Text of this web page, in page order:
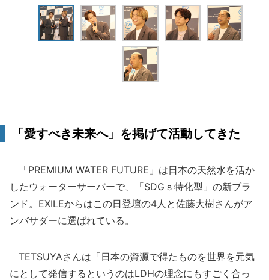
「愛すべき未来へ」を掲げて活動してきた
「PREMIUM WATER FUTURE」は日本の天然水を活か
したウォーターサーバーで、「SDGｓ特化型」の新ブラ
ンド。EXILEからはこの日登壇の4人と佐藤大樹さんがア
ンバサダーに選ばれている。
TETSUYAさんは「日本の資源で得たものを世界を元気
にとして発信するというのはLDHの理念にもすごく合っ